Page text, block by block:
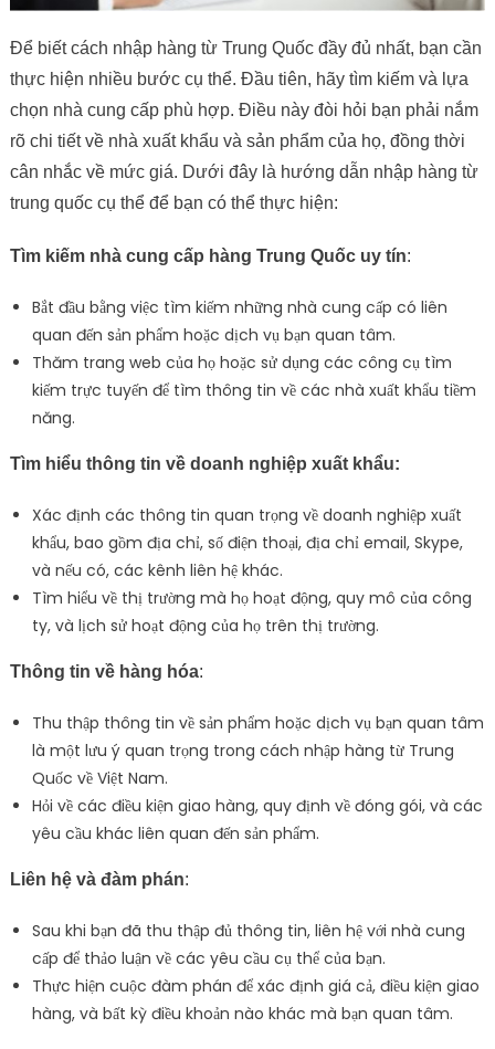
Để biết cách nhập hàng từ Trung Quốc đầy đủ nhất, bạn cần
thực hiện nhiều bước cụ thể. Đầu tiên, hãy tìm kiếm và lựa
chọn nhà cung cấp phù hợp. Điều này đòi hỏi bạn phải nắm
rõ chi tiết về nhà xuất khẩu và sản phẩm của họ, đồng thời
cân nhắc về mức giá. Dưới đây là hướng dẫn nhập hàng từ
trung quốc cụ thể để bạn có thể thực hiện:
Tìm kiếm nhà cung cấp hàng Trung Quốc uy tín:
Bắt đầu bằng việc tìm kiếm những nhà cung cấp có liên
quan đến sản phẩm hoặc dịch vụ bạn quan tâm.
Thăm trang web của họ hoặc sử dụng các công cụ tìm
kiếm trực tuyến để tìm thông tin về các nhà xuất khẩu tiềm
năng.
Tìm hiểu thông tin về doanh nghiệp xuất khẩu:
Xác định các thông tin quan trọng về doanh nghiệp xuất
khẩu, bao gồm địa chỉ, số điện thoại, địa chỉ email, Skype,
và nếu có, các kênh liên hệ khác.
Tìm hiểu về thị trường mà họ hoạt động, quy mô của công
ty, và lịch sử hoạt động của họ trên thị trường.
Thông tin về hàng hóa:
Thu thập thông tin về sản phẩm hoặc dịch vụ bạn quan tâm
là một lưu ý quan trọng trong cách nhập hàng từ Trung
Quốc về Việt Nam.
Hỏi về các điều kiện giao hàng, quy định về đóng gói, và các
yêu cầu khác liên quan đến sản phẩm.
Liên hệ và đàm phán:
Sau khi bạn đã thu thập đủ thông tin, liên hệ với nhà cung
cấp để thảo luận về các yêu cầu cụ thể của bạn.
Thực hiện cuộc đàm phán để xác định giá cả, điều kiện giao
hàng, và bất kỳ điều khoản nào khác mà bạn quan tâm.